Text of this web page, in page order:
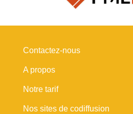
Contactez-nous
A propos
Notre tarif
Nos sites de codiffusion